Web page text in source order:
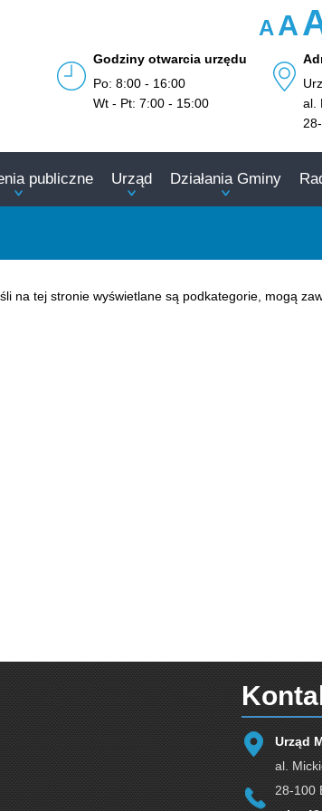
AA
Godziny otwarcia urzędu
Po: 8:00 - 16:00
Wt - Pt: 7:00 - 15:00
al.
publiczne Urząd Działania Gminy
na tej stronie wyświetlane są podkategorie, mogą
Urząd
al.
28-100